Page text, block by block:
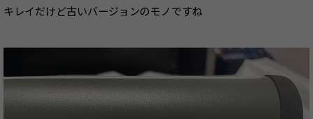
キレイだけど古いバージョンのモノですね